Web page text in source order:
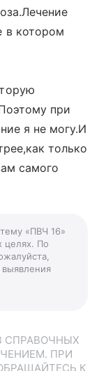
в котором
при
я не могу.И
только
самого
«ПВЧ 16»
целях. По
выявления
СПРАВОЧНЫХ
ПРИ
К